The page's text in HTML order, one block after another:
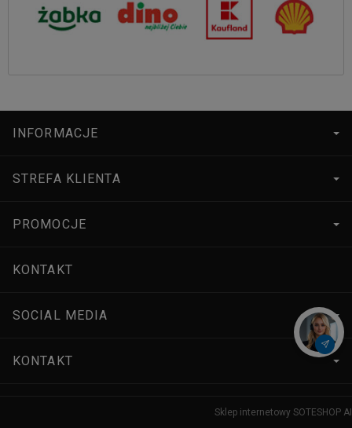
INFORMACJE
STREFA KLIENTA
PROMOCJE
KONTAKT
SOCIAL MEDIA
KONTAKT
Sklep internetowy SOTESHOP AI